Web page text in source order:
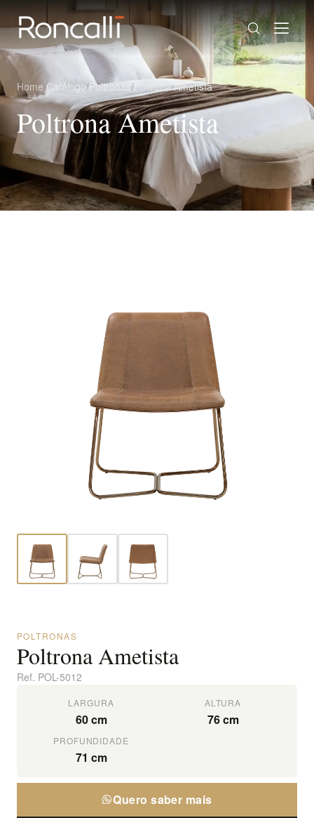
Home /Catálogo/Poltronas/ Poltrona Ametista
Poltrona Ametista
POLTRONAS
Poltrona Ametista
Ref. POL-5012
LARGURA
60 cm
ALTURA
76 cm
PROFUNDIDADE
71 cm
Quero saber mais